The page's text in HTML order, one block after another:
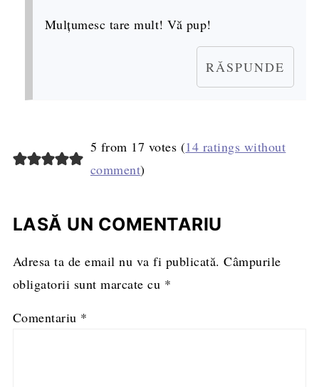
Mulțumesc tare mult! Vă pup!
RĂSPUNDE
5 from 17 votes (14 ratings without
comment)
LASĂ UN COMENTARIU
Adresa ta de email nu va fi publicată. Câmpurile
obligatorii sunt marcate cu *
Comentariu *